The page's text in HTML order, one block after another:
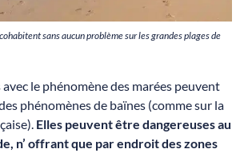
sans aucun problème sur les grandes plages de
avec le phénomène des marées peuvent
phénomènes de baïnes (comme sur la
Elles peuvent être dangereuses au
n’ offrant que par endroit des zones